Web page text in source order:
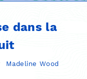
dans la
Madeline Wood